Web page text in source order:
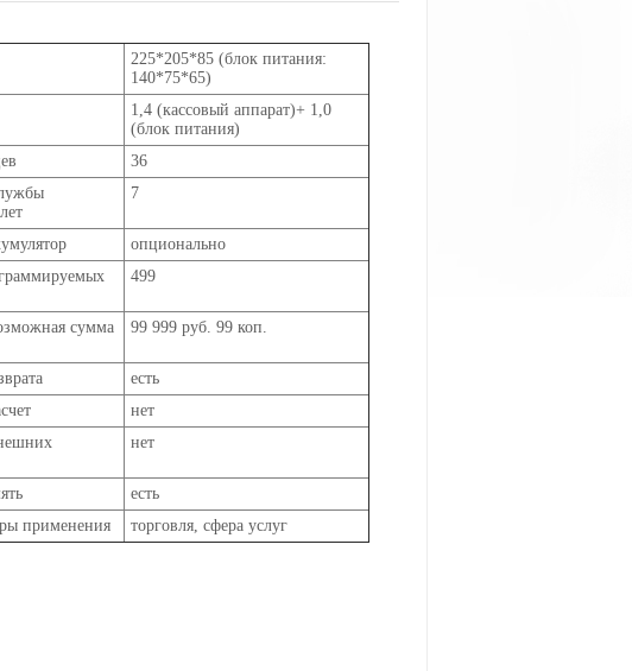
225*205*85 (блок питания:
140*75*65)
1,4 (кассовый аппарат)+ 1,0
(блок питания)
36
7
опционально
499
сумма
99 999 руб. 99 коп.
есть
нет
нет
есть
применения
торговля, сфера услуг